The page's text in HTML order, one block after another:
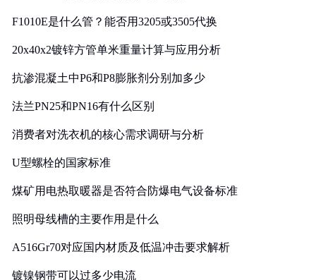
F1010E是什么管？能否用3205或3505代换
20x40x2镀锌方管单米重量计算与应用分析
抗渗混凝土中P6和P8膨胀剂分别加多少
法兰PN25和PN16有什么区别
消费者对洗衣机的核心需求调研与分析
U型螺栓的国家标准
煤矿用电热取暖器是否符合防爆电气设备标准
照明母线槽的主要作用是什么
A516Gr70对应国内材质及低温冲击要求解析
镀镍钢带可以过多少电流